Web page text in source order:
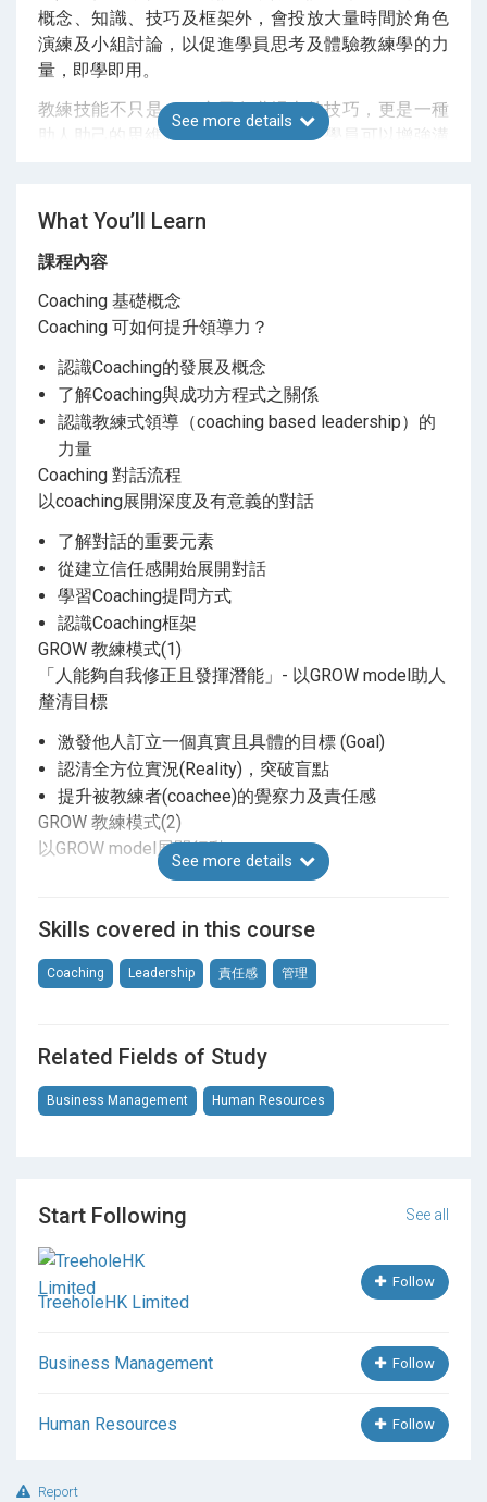
概念、知識、技巧及框架外，會投放大量時間於角色
演練及小組討論，以促進學員思考及體驗教練學的力
量，即學即用。
教練技能不只是一種應用在職場上的技巧，更是一種
助人助己的思維能力。12小時課程，學員可以增強溝
提升領導力及團隊表現
運用教練學，發揮影響力，幫助自己、成員及團隊訂
立明確目標；看清實況；甚至突破盲點，讓成員成為
負責與當責者，提升個人成長及團隊績效。
更深連繫身邊人
掌握教練學核心技能，更懂得關注自己和別人，深入
了解對方位置、處境、想法和情緒，以高效提問及回
應來幫助對方看見更多面向的自己，進行更有意義的
互動及對話。
成為啟發者，助人釐清目標
教練技能不只是一種應用在職場上的技巧，更是一種
思維能力。透過釐清自己內心真正想成就的人生目
標，才能讓人生每一步都更具意義及動力。縱然過程
或有阻礙，但你也會排除萬難向自我實現，只因為那
個目標於你來說極具意義。
課程對象
有興趣或準備成為各行業的教練或導師的你
公司老闆、部門經理、項目主管及管理人員
從事與人才發展相關範疇之工作的你
寄望在職涯上更進一步發展的你
希望提升個人影響力，成為啟發者的你
日期時間
逢星期三 7:30pm – 9:30pm
See more details
What You’ll Learn
課程內容
Coaching 基礎概念
Coaching 可如何提升領導力？
認識Coaching的發展及概念
了解Coaching與成功方程式之關係
認識教練式領導（coaching based leadership）的
力量
Coaching 對話流程
以coaching展開深度及有意義的對話
了解對話的重要元素
從建立信任感開始展開對話
學習Coaching提問方式
認識Coaching框架
GROW 教練模式(1)
「人能夠自我修正且發揮潛能」- 以GROW model助人
釐清目標
激發他人訂立一個真實且具體的目標 (Goal)
認清全方位實況(Reality)，突破盲點
提升被教練者(coachee)的覺察力及責任感
GROW 教練模式(2)
以GROW model展開行動
帶領coachee打開資源倉庫
按coachee的意願(Will)與能力制定具體行動計劃
提供後續的意見回饋
發問與回應技巧，引導被教練者(coachee)自己找到
答案
觀察力及聆聽技巧
教練的角色——引導者、啟發者
認識教練專業操守及要求
探討教練如何帶領深層轉化及改變
See more details
Skills covered in this course
Coaching Leadership 責任感 管理
Related Fields of Study
Business Management Human Resources
Start Following See all
TreeholeHK Limited
Follow
Business Management Follow
Human Resources Follow
Report